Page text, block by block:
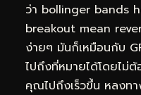
ว่า bollinger bands
breakout mean
ง่ายๆ มันก็เหมือนกับ
ไปถึงที่หมายได้โดยไม่
คุณไปถึงเร็วขึ้น หลงท